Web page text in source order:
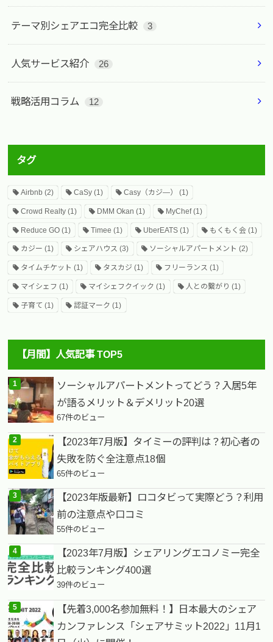
テーマ別シェアエコ完全比較 3
人気サービス紹介 26
戦略活用コラム 12
タグ
Airbnb (2) CaSy (1) Casy（カジ―） (1)
Crowd Realty(1) DMM Okan (1) MyChef(1)
Reduce GO(1) Timee (1) UberEATS (1) もくもく会(1)
カジー (1) シェアハウス (3) ソーシャルアパートメント (2)
タイムチケット (1) タスカジ (1) フリーランス (1)
マイシェフ (1) マイシェフクイック (1) 人との繋がり (1)
子育て (1) 認証マーク (1)
【月間】人気記事 TOP5
ソーシャルアパートメントってどう？入居5年
が語るメリット＆デメリット20選
67件のビュー
【2023年7月版】タイミーの評判は？初心者の
失敗を防ぐ全注意点18個
65件のビュー
【2023年版最新】ロコタビって実際どう？利用
前の注意点や口コミ
55件のビュー
【2023年7月版】シェアリングエコノミー完全
比較ランキング400選
39件のビュー
【先着3,000名参加無料！】日本最大のシェア
カンファレンス「シェアサミット2022」11月1